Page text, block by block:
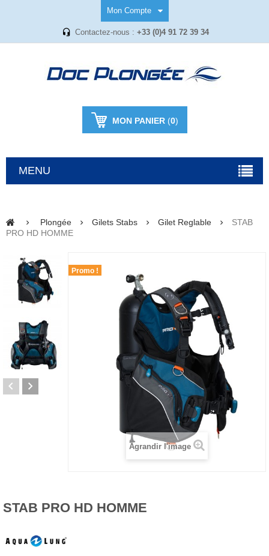
Mon Compte
Contactez-nous : +33 (0)4 91 72 39 34
MON PANIER(0)
MENU
Plongée Gilets Stabs Gilet Reglable
STAB
PRO HD HOMME
Promo !
Agrandir l'image
STAB PRO HD HOMME